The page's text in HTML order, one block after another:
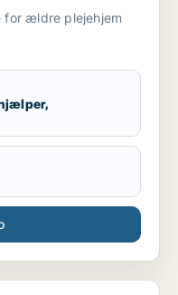
ældre plejehjem
oldfrue indkøb